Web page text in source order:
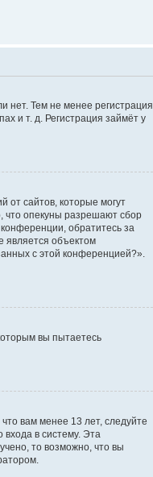
нет. Тем не менее регистрация
и т. д. Регистрация займёт у
от сайтов, которые могут
что опекуны разрешают сбор
обратитесь за
является объектом
с этой конференцией?».
вы пытаетесь
вам менее 13 лет, следуйте
в систему. Эта
то возможно, что вы